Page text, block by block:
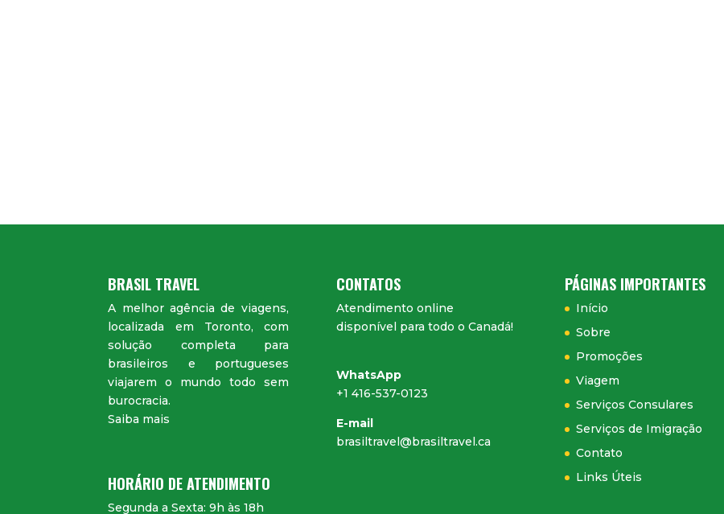
BRASIL TRAVEL
A melhor agência de viagens,
localizada em Toronto, com
solução completa para
brasileiros e portugueses
viajarem o mundo todo sem
burocracia.
Saiba mais
HORÁRIO DE ATENDIMENTO
Segunda a Sexta: 9h às 18h
CONTATOS
Atendimento online
disponível para todo o Canadá!
WhatsApp
+1 416-537-0123
E-mail
brasiltravel@brasiltravel.ca
PÁGINAS IMPORTANTES
Início
Sobre
Promoções
Viagem
Serviços Consulares
Serviços de Imigração
Contato
Links Úteis